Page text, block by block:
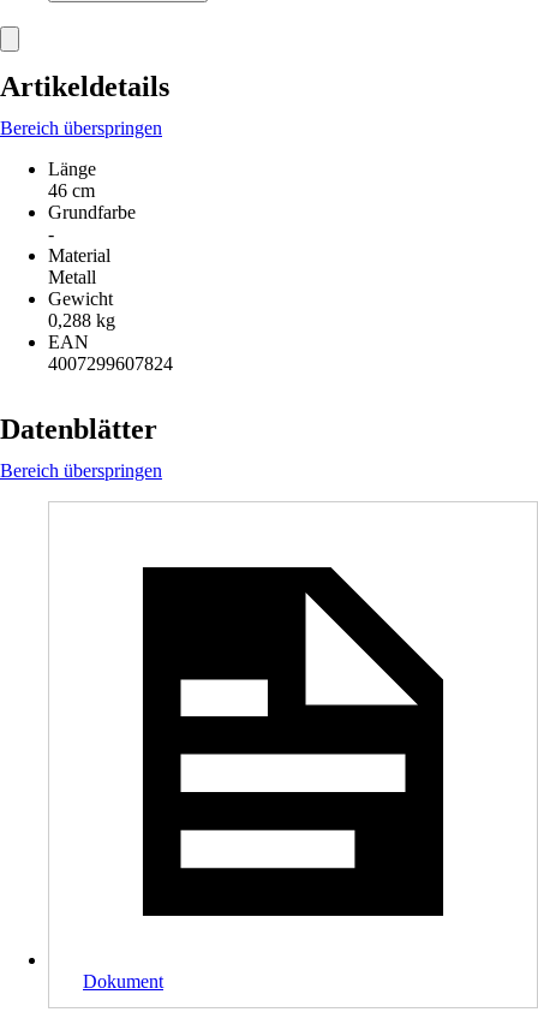
Artikeldetails
Bereich überspringen
Länge
46 cm
Grundfarbe
-
Material
Metall
Gewicht
0,288 kg
EAN
4007299607824
Datenblätter
Bereich überspringen
Dokument